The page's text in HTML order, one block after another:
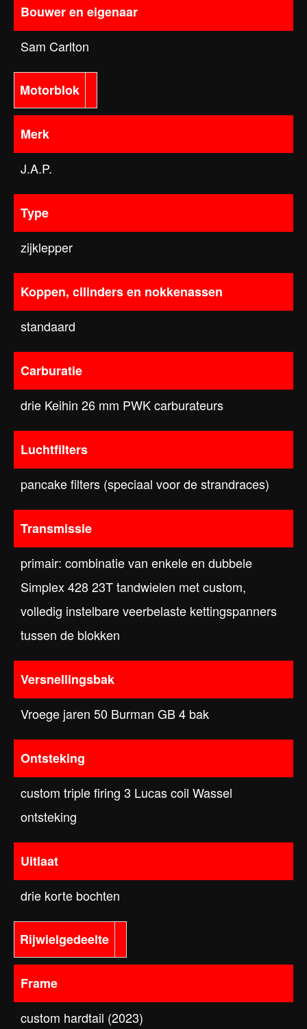
Bouwer en eigenaar
Sam Carlton
Motorblok
Merk
J.A.P.
Type
zijklepper
Koppen, cilinders en nokkenassen
standaard
Carburatie
drie Keihin 26 mm PWK carburateurs
Luchtfilters
pancake filters (speciaal voor de strandraces)
Transmissie
primair: combinatie van enkele en dubbele
Simplex 428 23T tandwielen met custom,
volledig instelbare veerbelaste kettingspanners
tussen de blokken
Versnellingsbak
Vroege jaren 50 Burman GB 4 bak
Ontsteking
custom triple firing 3 Lucas coil Wassel
ontsteking
Uitlaat
drie korte bochten
Rijwielgedeelte
Frame
custom hardtail (2023)